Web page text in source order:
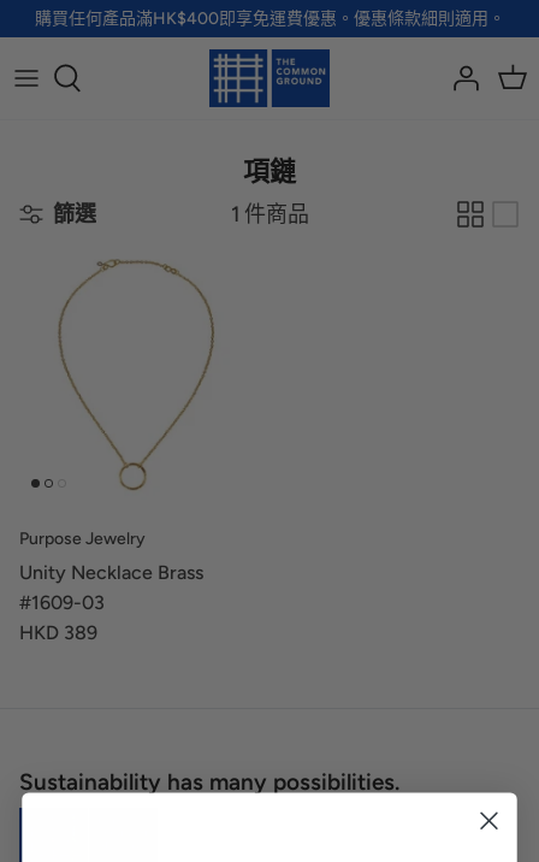
Skip
content
購買任何產品滿HK$400即享免運費優惠。優惠條款細則適用。
H - R
首飾
徽章及胸針
Shoes
配飾
健康及防護
個人護理
項鏈
篩選 1 件商品
Purpose Jewelry
Unity Necklace Brass
#1609-03
HKD 389
Sustainability has many possibilities.